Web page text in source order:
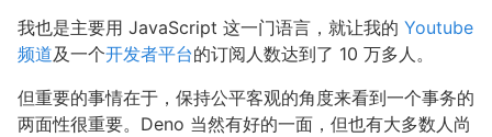
我也是主要用 JavaScript 这一门语言，就让我的 Youtube
频道及一个开发者平台的订阅人数达到了 10 万多人。
但重要的事情在于，保持公平客观的角度来看到一个事务的
两面性很重要。Deno 当然有好的一面，但也有大多数人尚